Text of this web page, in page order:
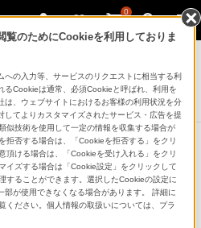
0
クスピーカー
覧のためにCookieを利用しておりま
の入力等、サービスのリクエストに相当する利
るCookieは通常、必須Cookieと呼ばれ、利用を
は、ウェブサイトにおけるお客様の利用状況を分
てよりカスタマイズされたサービス・広告を提
似技術を使用して一定の情報を収集する場合が
拒否する場合は、「Cookieを拒否する」をクリ
頂ける場合は、「Cookieを受け入れる」をクリ
イズする場合は「Cookie設定」をクリックして
することができます。選択したCookieの設定に
部が使用できなくなる場合があります。 詳細に
ください。個人情報の取扱いについては、プラ